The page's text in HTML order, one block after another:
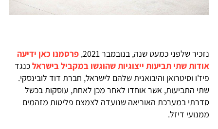
נזכיר שלפני כמעט שנה, בנובמבר 2021,
פרסמנו כאן ידיעה
אודות שתי תביעות ייצוגיות שהוגשו במקביל בישראלכנגד
פיז'ו וסיטרואן והיבואנית שלהם לישראל, חברת דוד לובינסקי.
שתי התביעות, אשר אוחדו לאחר מכן לאחת, עוסקות בכשל
סדרתי במערכת האוריאה שנועדה לצמצם פליטות מזהמים
ממנועי דיזל.